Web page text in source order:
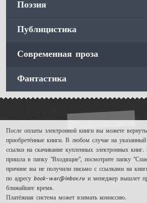
Поэзия
Публицистика
Современная проза
Фантастика
После оплаты электронной книги вы можете
приобретённые книги. В любом случае на
ссылки на скачивание купленных электронных книг.
пришла в папку "Входящие", посмотрите папку
причине вы не получили письмо с ссылками на
по адресу book-war@inbox.ru и менеджер вышлет
ближайшее время.
Платёжная система может взимать комиссию.